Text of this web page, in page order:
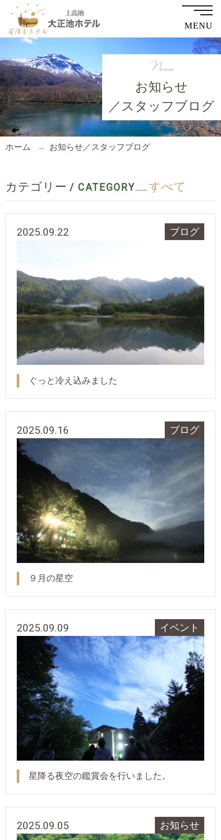
MENU
お知らせ
／スタッフブログ
News
ホーム お知らせ／スタッフブログ
カテゴリー / CATEGORY...... すべて
2025.09.22 ブログ
ぐっと冷え込みました
2025.09.16 ブログ
９月の星空
2025.09.09 イベント
星降る夜空の鑑賞会を行いました。
2025.09.05 お知らせ